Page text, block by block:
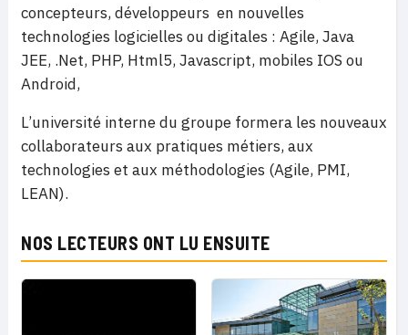
concepteurs, développeurs en nouvelles
technologies logicielles ou digitales : Agile, Java
JEE, .Net, PHP, Html5, Javascript, mobiles IOS ou
Android,
L’université interne du groupe formera les nouveaux
collaborateurs aux pratiques métiers, aux
technologies et aux méthodologies (Agile, PMI,
LEAN).
NOS LECTEURS ONT LU ENSUITE